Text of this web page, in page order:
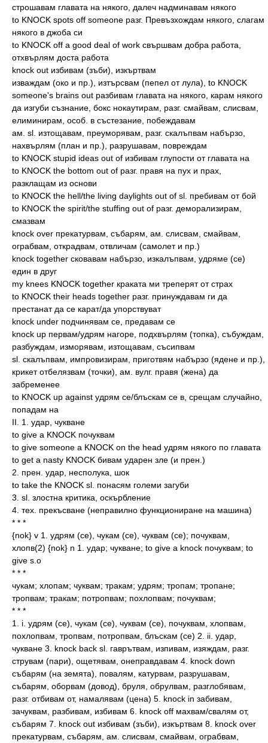
строшавам главата на някого, далеч надминавам някого
to KNOCK spots off someone разг. Превъзхождам някого, слагам
някого в джоба си
to KNOCK off a good deal of work свършвам добра работа,
отхвърлям доста работа
knock out избивам (зъби), изкъртвам
изваждам (око и пр.), изтърсвам (пепел от лула), to KNOCK
someone's brains out разбивам главата на някого, карам някого
да изгуби съзнание, бокс нокаутирам, разг. смайвам, слисвам,
елиминирам, особ. в състезание, побеждавам
ам. sl. изтощавам, преуморявам, разг. скалъпвам набързо,
нахвърлям (план и пр.), разрушавам, повреждам
to KNOCK stupid ideas out of избивам глупости от главата на
to KNOCK the bottom out of разг. правя на пух и прах,
разклащам из основи
to KNOCK the hell/the living daylights out of sl. пребивам от бой
to KNOCK the spirit/the stuffing out of разг. деморализирам,
смазвам
knock over прекатурвам, събарям, ам. слисвам, смайвам,
ограбвам, открадвам, отвличам (самолет и пр.)
knock together сковавам набързо, изкалъпвам, удряме (се)
един в друг
my knees KNOCK together краката ми треперят от страх
to KNOCK their heads together разг. принуждавам ги да
престанат да се карат/да упорствуват
knock under подчинявам се, предавам се
knock up первам/удрям нагоре, подхвърлям (топка), събуждам,
разбуждам, изморявам, изтощавам, съсипвам
sl. скалъпвам, импровизирам, приготвям набързо (ядене и пр.),
крикет отбелязвам (точки), ам. вулг. правя (жена) да
забременее
to KNOCK up against удрям се/блъскам се в, срещам случайно,
попадам на
II. 1. удар, чукване
to give a KNOCK почуквам
to give someone a KNOCK on the head удрям някого по главата
to get a nasty KNOCK бивам ударен зле (и прен.)
2. прен. удар, несполука, шок
to take the KNOCK sl. понасям големи загуби
3. sl. злостна критика, оскърбление
4. тех. прекъсване (неправилно функциониране на машина)
* * *
{nok} v 1. удрям (се), чукам (се), чуквам (се); почуквам,
хлопв(2) {nok} n 1. удар; чукване; to give a knock почуквам; to
give s.o
* * *
чукам; хлопам; чуквам; тракам; удрям; тропам; тропане;
тропвам; тракам; потропвам; похлопвам; почуквам;
* * *
1. i. удрям (се), чукам (се), чуквам (се), почуквам, хлопвам,
похлопвам, тропвам, потропвам, блъскам (се) 2. ii. удар,
чукване 3. knock back sl. гаврътвам, изпивам, изяждам, разг.
струвам (пари), ощетявам, онеправдавам 4. knock down
събарям (на земята), повалям, катурвам, разрушавам,
събарям, оборвам (довод), бруля, обрулвам, разглобявам,
разг. отбивам от, намалявам (цена) 5. knock in забивам,
зачуквам, разбивам, избивам 6. knock off махвам/свалям от,
събарям 7. knock out избивам (зъби), изкъртвам 8. knock over
прекатурвам, събарям, ам. слисвам, смайвам, ограбвам,